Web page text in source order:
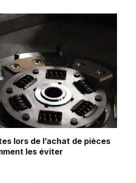
lors de l’achat de pièces
les éviter